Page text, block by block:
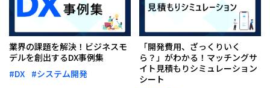
業界の課題を解決！ビジネスモ
デルを創出するDX事例集
#DX #システム開発
「開発費用、ざっくりいく
ら？」がわかる！マッチングサ
イト見積もりシミュレーション
シート